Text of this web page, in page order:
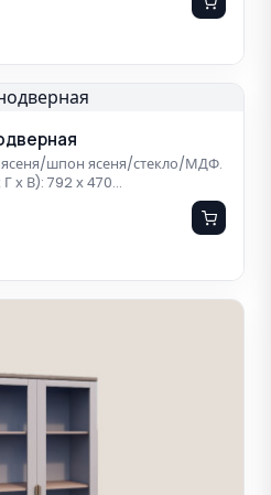
ясеня/шпон ясеня/стекло/МДФ.
х В): 792 х 470…